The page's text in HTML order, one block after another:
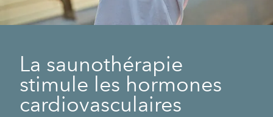
La saunothérapie
stimule les hormones
cardiovasculaires